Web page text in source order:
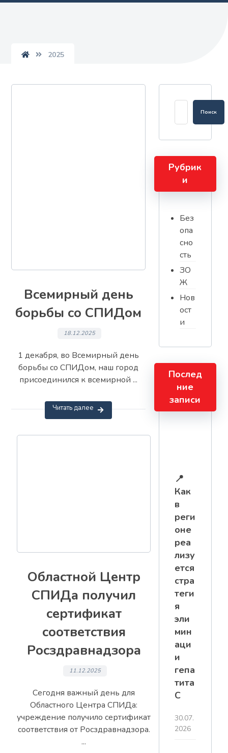
2025
Всемирный день
борьбы со СПИДом
18.12.2025
1 декабря, во Всемирный день
борьбы со СПИДом, наш город
присоединился к всемирной ...
Читать далее
Областной Центр
СПИДа получил
сертификат
соответствия
Росздравнадзора
11.12.2025
Сегодня важный день для
Областного Центра СПИДа:
учреждение получило сертификат
соответствия от Росздравнадзора.
...
Рубрик
и
Без
опа
сно
сть
ЗО
Ж
Нов
ост
и
Послед
ние
записи
📍
Как
в
реги
оне
реа
лизу
ется
стра
теги
я
эли
мин
аци
и
гепа
тита
С
30.07.
2026